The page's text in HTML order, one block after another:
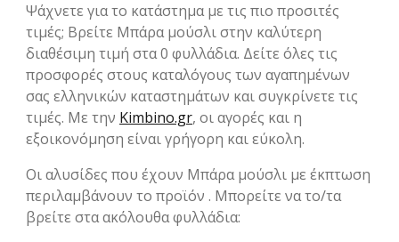
Ψάχνετε για το κατάστημα με τις πιο προσιτές
τιμές; Βρείτε Μπάρα μούσλι στην καλύτερη
διαθέσιμη τιμή στα 0 φυλλάδια. Δείτε όλες τις
προσφορές στους καταλόγους των αγαπημένων
σας ελληνικών καταστημάτων και συγκρίνετε τις
τιμές. Με την Kimbino.gr, οι αγορές και η
εξοικονόμηση είναι γρήγορη και εύκολη.
Οι αλυσίδες που έχουν Μπάρα μούσλι με έκπτωση
περιλαμβάνουν το προϊόν . Μπορείτε να το/τα
βρείτε στα ακόλουθα φυλλάδια: